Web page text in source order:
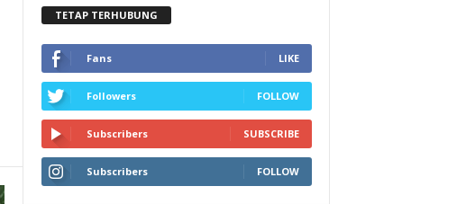
TETAP TERHUBUNG
Fans LIKE
Followers FOLLOW
Subscribers SUBSCRIBE
Subscribers FOLLOW